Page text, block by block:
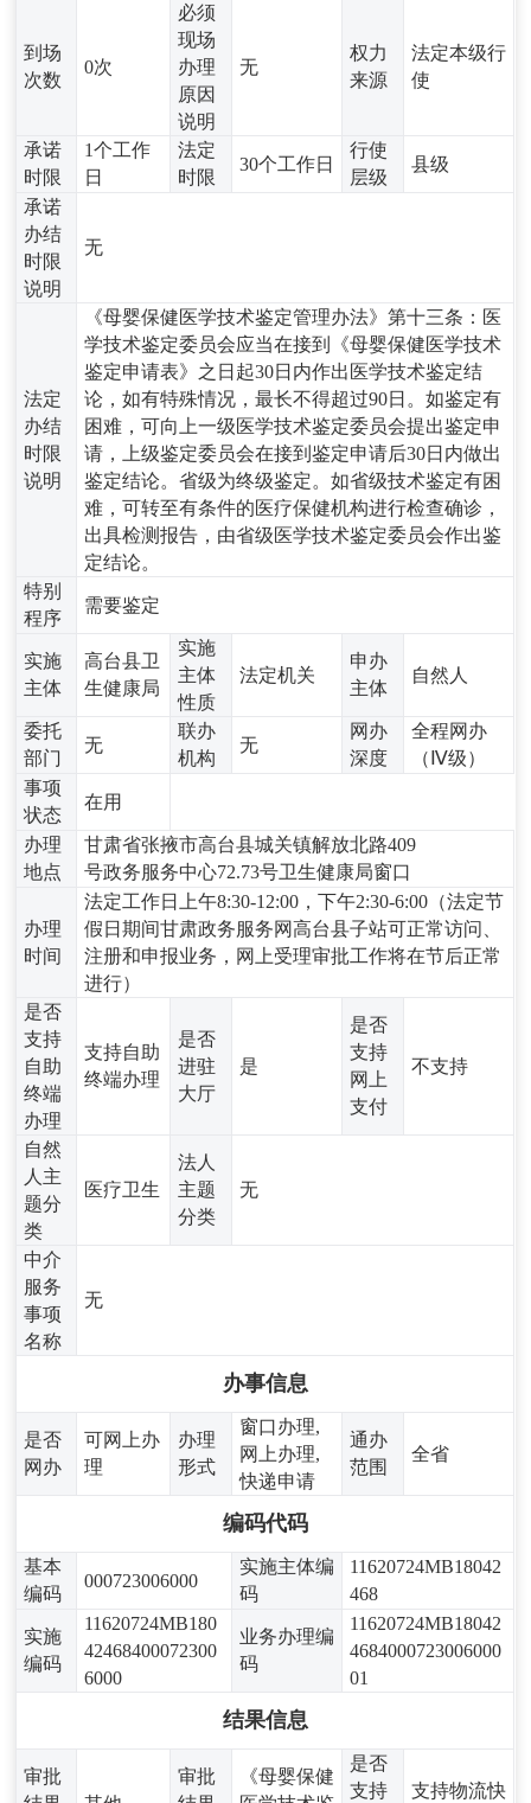
到场
次数
0次
必须
现场
办理
原因
说明
无
权力
来源
法定本级行
使
承诺
时限
1个工作
日
法定
时限
30个工作日
行使
层级
县级
承诺
办结
时限
说明
无
法定
办结
时限
说明
《母婴保健医学技术鉴定管理办法》第十三条：医
学技术鉴定委员会应当在接到《母婴保健医学技术
鉴定申请表》之日起30日内作出医学技术鉴定结
论，如有特殊情况，最长不得超过90日。如鉴定有
困难，可向上一级医学技术鉴定委员会提出鉴定申
请，上级鉴定委员会在接到鉴定申请后30日内做出
鉴定结论。省级为终级鉴定。如省级技术鉴定有困
难，可转至有条件的医疗保健机构进行检查确诊，
出具检测报告，由省级医学技术鉴定委员会作出鉴
定结论。
特别
程序
需要鉴定
实施
主体
高台县卫
生健康局
实施
主体
性质
法定机关
申办
主体
自然人
委托
部门
无
联办
机构
无
网办
深度
全程网办
（Ⅳ级）
事项
状态
在用
办理
地点
甘肃省张掖市高台县城关镇解放北路409
号政务服务中心72.73号卫生健康局窗口
办理
时间
法定工作日上午8:30-12:00，下午2:30-6:00（法定节
假日期间甘肃政务服务网高台县子站可正常访问、
注册和申报业务，网上受理审批工作将在节后正常
进行）
是否
支持
自助
终端
办理
支持自助
终端办理
是否
进驻
大厅
是
是否
支持
网上
支付
不支持
自然
人主
题分
类
医疗卫生
法人
主题
分类
无
中介
服务
事项
名称
无
办事信息
是否
网办
可网上办
理
办理
形式
窗口办理,
网上办理,
快递申请
通办
范围
全省
编码代码
基本
编码
000723006000
实施主体编
码
11620724MB18042
468
实施
编码
11620724MB180
42468400072300
6000
业务办理编
码
11620724MB18042
4684000723006000
01
结果信息
审批
审批
《母婴保健
是否
支持
支持物流快